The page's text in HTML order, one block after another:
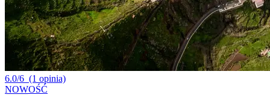
6.0/6 (1 opinia)
NOWOŚĆ